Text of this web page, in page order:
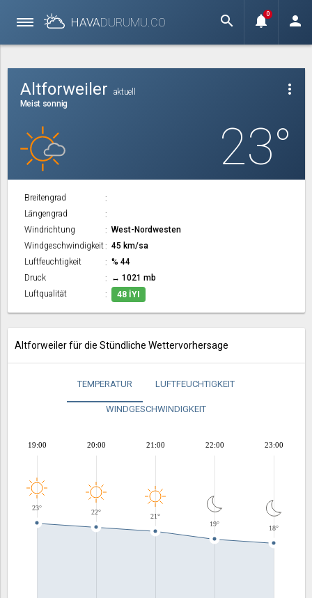
HAVADURUMU.CO search notifications
0 person
more_vert
Altforweiler
aktuell
Meist sonnig
23°
Breitengrad
Längengrad
Windrichtung
West-Nordwesten
Windgeschwindigkeit
45 km/sa
Luftfeuchtigkeit
% 44
Druck
↔ 1021 mb
Luftqualität
48 İYI
Altforweiler für die Stündliche Wettervorhersage
TEMPERATUR LUFTFEUCHTIGKEIT
WINDGESCHWINDIGKEIT
23°
22°
21°
19°
18°
19:00 20:00 21:00 22:00 23:00